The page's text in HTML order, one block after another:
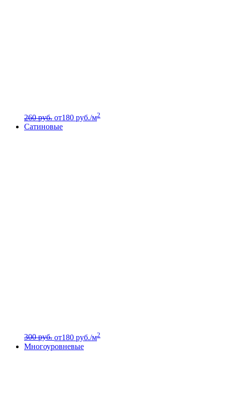
260 руб. от180 руб./м2
Сатиновые
300 руб. от180 руб./м2
Многоуровневые